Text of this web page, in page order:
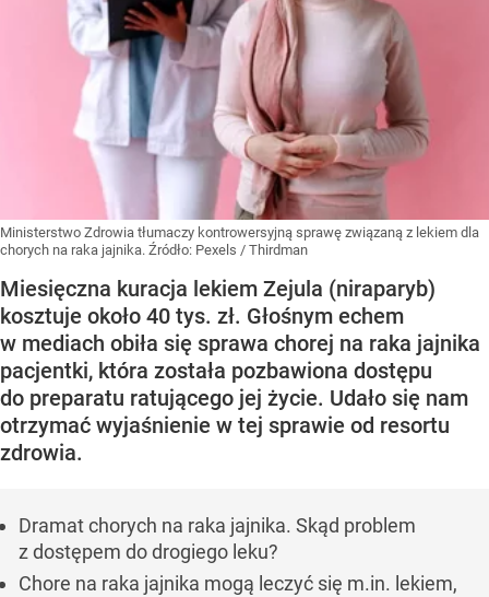
Ministerstwo Zdrowia tłumaczy kontrowersyjną sprawę związaną z lekiem dla
chorych na raka jajnika. Źródło: Pexels / Thirdman
Miesięczna kuracja lekiem Zejula (niraparyb)
kosztuje około 40 tys. zł. Głośnym echem
w mediach obiła się sprawa chorej na raka jajnika
pacjentki, która została pozbawiona dostępu
do preparatu ratującego jej życie. Udało się nam
otrzymać wyjaśnienie w tej sprawie od resortu
zdrowia.
Dramat chorych na raka jajnika. Skąd problem
z dostępem do drogiego leku?
Chore na raka jajnika mogą leczyć się m.in. lekiem,